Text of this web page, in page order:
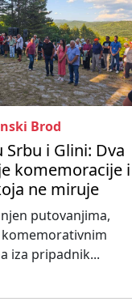
Brod
Srbu i Glini: Dva
komemoracije i
ne miruje
putovanjima,
iza pripadnik...